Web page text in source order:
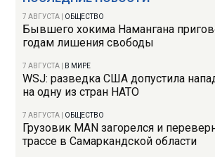
7 АВГУСТА ОБЩЕСТВО
Бывшего хокима Намангана
годам лишения свободы
7 АВГУСТА В МИРЕ
WSJ: разведка США допустила
на одну из стран НАТО
7 АВГУСТА ОБЩЕСТВО
Грузовик MAN загорелся и
трассе в Самаркандской области